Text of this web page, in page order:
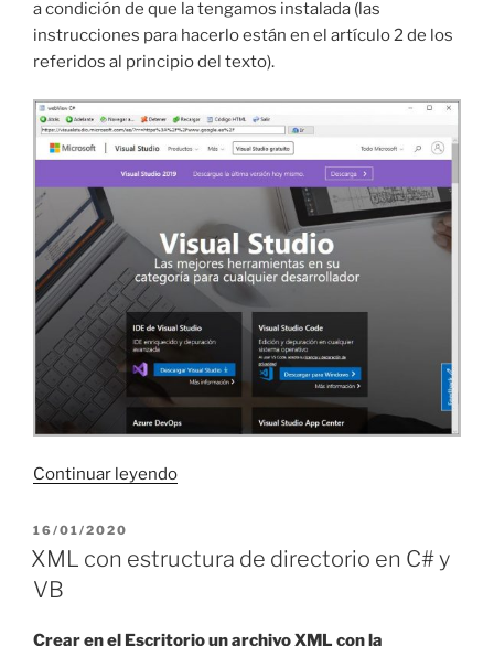
a condición de que la tengamos instalada (las
instrucciones para hacerlo están en el artículo 2 de los
referidos al principio del texto).
Continuar leyendo«Navegador
WebView
(3)»
PUBLICADO
EL
16/01/2020
XML con estructura de directorio en C# y
VB
Crear en el Escritorio un archivo XML con la